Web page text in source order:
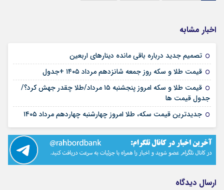
اخبار مشابه
تصمیم جدید درباره باقی مانده دینارهای اربعین
قیمت طلا و سکه روز جمعه شانزدهم مرداد ۱۴۰۵ +جدول
قیمت طلا و سکه امروز پنجشنبه ۱۵ مرداد/طلا چقدر جهش کرد؟/
جدول قیمت ها
جدیدترین قیمت سکه، طلا امروز چهارشنبه چهاردهم مرداد ۱۴۰۵
ارسال دیدگاه